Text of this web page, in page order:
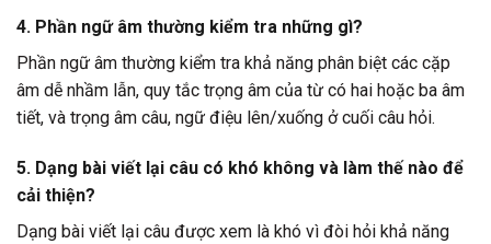
4. Phần ngữ âm thường kiểm tra những gì?
Phần ngữ âm thường kiểm tra khả năng phân biệt các cặp
âm dễ nhầm lẫn, quy tắc trọng âm của từ có hai hoặc ba âm
tiết, và trọng âm câu, ngữ điệu lên/xuống ở cuối câu hỏi.
5. Dạng bài viết lại câu có khó không và làm thế nào để
cải thiện?
Dạng bài viết lại câu được xem là khó vì đòi hỏi khả năng